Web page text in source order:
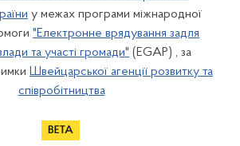
у межах програми міжнародної
"Електронне врядування задля
та участі громади" (EGAP) , за
Швейцарської агенції розвитку та
співробітництва